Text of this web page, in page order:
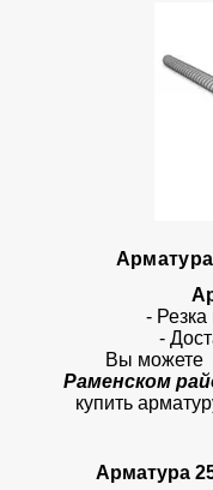
-
-
Вы можете
Раменском
купить
Арматура